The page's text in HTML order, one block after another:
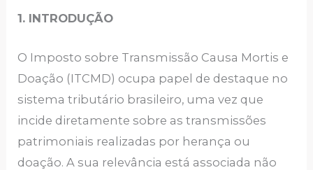
1. INTRODUÇÃO
O Imposto sobre Transmissão Causa Mortis e
Doação (ITCMD) ocupa papel de destaque no
sistema tributário brasileiro, uma vez que
incide diretamente sobre as transmissões
patrimoniais realizadas por herança ou
doação. A sua relevância está associada não